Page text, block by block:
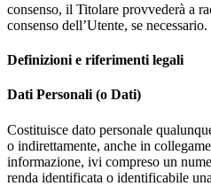
consenso, il Titolare provvederà a
consenso dell’Utente, se necessario.
Definizioni e riferimenti legali
Dati Personali (o Dati)
Costituisce dato personale
o indirettamente, anche in
informazione, ivi compreso un
renda identificata o identificabile